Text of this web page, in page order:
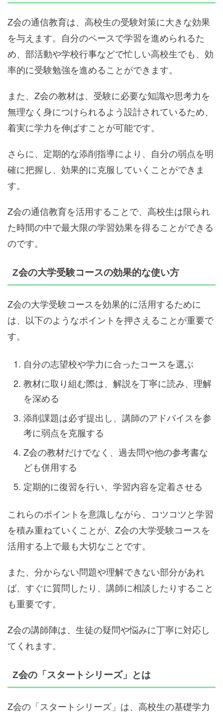
Z会の通信教育は、高校生の受験対策に大きな効果
を与えます。自分のペースで学習を進められるた
め、部活動や学校行事などで忙しい高校生でも、効
率的に受験勉強を進めることができます。
また、Z会の教材は、受験に必要な知識や思考力を
無理なく身につけられるよう設計されているため、
着実に学力を伸ばすことが可能です。
さらに、定期的な添削指導により、自分の弱点を明
確に把握し、効果的に克服していくことができま
す。
Z会の通信教育を活用することで、高校生は限られ
た時間の中で最大限の学習効果を得ることができる
のです。
Z会の大学受験コースの効果的な使い方
Z会の大学受験コースを効果的に活用するために
は、以下のようなポイントを押さえることが重要で
す。
自分の志望校や学力に合ったコースを選ぶ
教材に取り組む際は、解説を丁寧に読み、理解
を深める
添削課題は必ず提出し、講師のアドバイスを参
考に弱点を克服する
Z会の教材だけでなく、過去問や他の参考書な
ども併用する
定期的に復習を行い、学習内容を定着させる
これらのポイントを意識しながら、コツコツと学習
を積み重ねていくことが、Z会の大学受験コースを
活用する上で最も大切なことです。
また、分からない問題や理解できない部分があれ
ば、すぐに質問したり、講師に相談したりすること
も重要です。
Z会の講師陣は、生徒の疑問や悩みに丁寧に対応し
てくれます。
Z会の「スタートシリーズ」とは
Z会の「スタートシリーズ」は、高校生の基礎学力